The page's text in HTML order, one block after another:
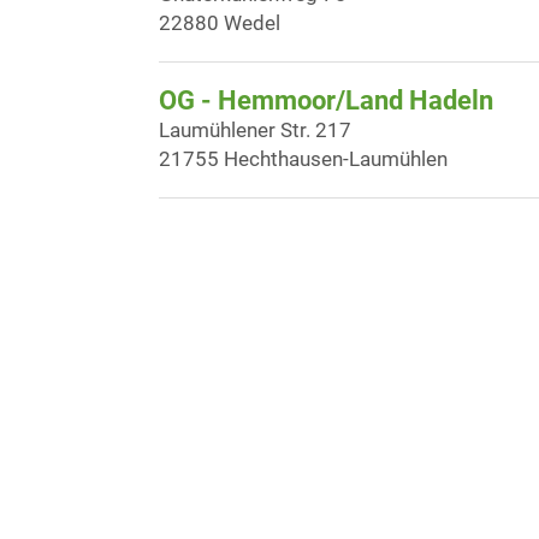
22880 Wedel
OG - Hemmoor/Land Hadeln
Laumühlener Str. 217
21755 Hechthausen-Laumühlen